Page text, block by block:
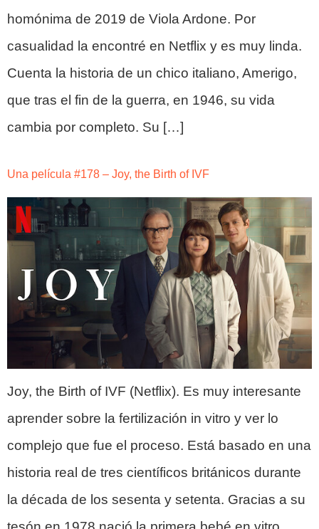
homónima de 2019 de Viola Ardone. Por
casualidad la encontré en Netflix y es muy linda.
Cuenta la historia de un chico italiano, Amerigo,
que tras el fin de la guerra, en 1946, su vida
cambia por completo. Su […]
Una película #178 – Joy, the Birth of IVF
Joy, the Birth of IVF (Netflix). Es muy interesante
aprender sobre la fertilización in vitro y ver lo
complejo que fue el proceso. Está basado en una
historia real de tres científicos británicos durante
la década de los sesenta y setenta. Gracias a su